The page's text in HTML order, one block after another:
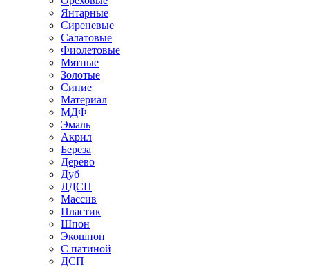
Янтарные
Сиреневые
Салатовые
Фиолетовые
Мятные
Золотые
Синие
Материал
МДФ
Эмаль
Акрил
Береза
Дерево
Дуб
ЛДСП
Массив
Пластик
Шпон
Экошпон
С патиной
ДСП